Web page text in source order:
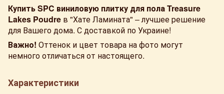
Купить SPC виниловую плитку для пола Treasure
Lakes Poudre в "Хате Ламината" – лучшее решение
для Вашего дома. С доставкой по Украине!
Важно! Оттенок и цвет товара на фото могут
немного отличаться от настоящего.
Характеристики